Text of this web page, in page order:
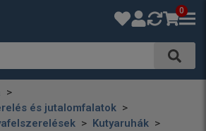
0
és jutalomfalatok
Kutyaruhák